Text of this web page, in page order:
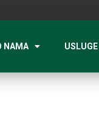
NAMA USLUGE